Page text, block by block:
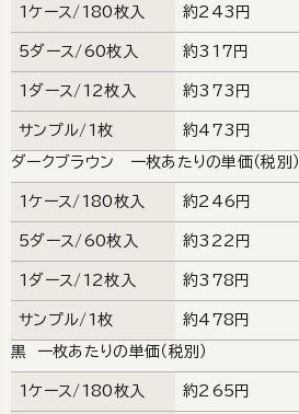
1ケース/180枚入 約243円
5ダース/60枚入 約317円
1ダース/12枚入 約373円
サンプル/1枚 約473円
ダークブラウン 一枚あたりの単価（税別）
1ケース/180枚入 約246円
5ダース/60枚入 約322円
1ダース/12枚入 約378円
サンプル/1枚 約478円
黒 一枚あたりの単価（税別）
1ケース/180枚入 約265円